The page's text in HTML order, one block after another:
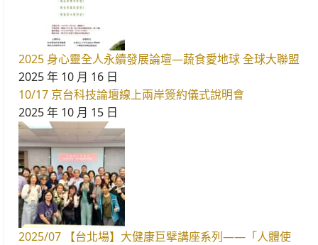
2025 身心靈全人永續發展論壇—蔬食愛地球 全球大聯盟
2025 年 10 月 16 日
10/17 京台科技論壇線上兩岸簽約儀式說明會
2025 年 10 月 15 日
2025/07 【台北場】大健康巨擘講座系列——「人體使